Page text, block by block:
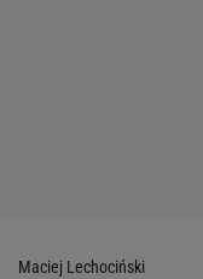
Maciej Lechociński